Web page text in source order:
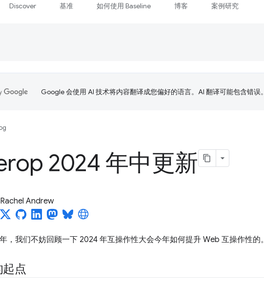
Discover 基准 如何使用 Baseline 博客 案例研究
Google 会使用 AI 技术将内容翻译成您偏好的语言。AI 翻译可能包含错误。
2024 年中更新
Rachel Andrew
，我们不妨回顾一下 2024 年互操作性大会今年如何提升 Web 互操作性的。
点